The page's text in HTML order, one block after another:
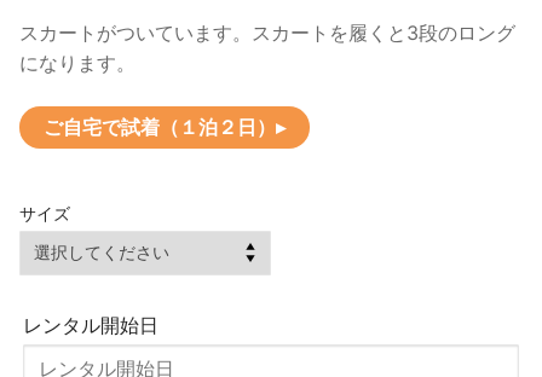
–
¥6,600
スカートがついています。スカートを履くと3段のロング
になります。
ご自宅で試着（１泊２日）▸
サイズ
レンタル開始日